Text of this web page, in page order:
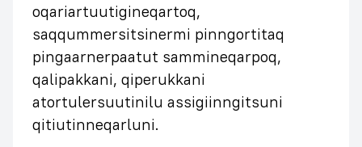
oqariartuutigineqartoq,
saqqummersitsinermi pinngortitaq
pingaarnerpaatut sammineqarpoq,
qalipakkani, qiperukkani
atortulersuutinilu assigiinngitsuni
qitiutinneqarluni.